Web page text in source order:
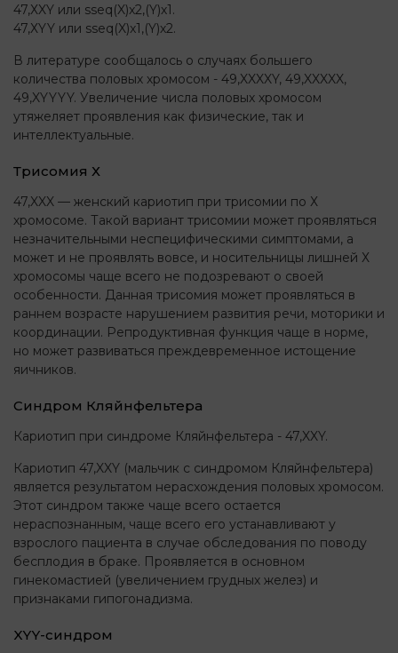
47,ХXY или sseq(X)x2,(Y)х1.
47,ХYY или sseq(X)x1,(Y)х2.
В литературе сообщалось о случаях большего
количества половых хромосом - 49,XXXXY, 49,XXXXX,
49,XYYYY. Увеличение числа половых хромосом
утяжеляет проявления как физические, так и
интеллектуальные.
Трисомия Х
47,XXX — женский кариотип при трисомии по Х
хромосоме. Такой вариант трисомии может проявляться
незначительными неспецифическими симптомами, а
может и не проявлять вовсе, и носительницы лишней Х
хромосомы чаще всего не подозревают о своей
особенности. Данная трисомия может проявляться в
раннем возрасте нарушением развития речи, моторики и
координации. Репродуктивная функция чаще в норме,
но может развиваться преждевременное истощение
яичников.
Синдром Кляйнфельтера
Кариотип при синдроме Кляйнфельтера - 47,XXY.
Кариотип 47,XXY (мальчик с синдромом Кляйнфельтера)
является результатом нерасхождения половых хромосом.
Этот синдром также чаще всего остается
нераспознанным, чаще всего его устанавливают у
взрослого пациента в случае обследования по поводу
бесплодия в браке. Проявляется в основном
гинекомастией (увеличением грудных желез) и
признаками гипогонадизма.
XYY-синдром